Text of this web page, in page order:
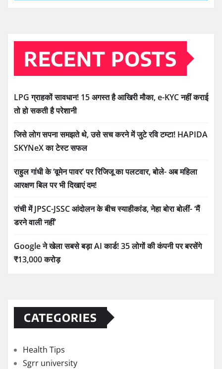
RECENT POSTS
LPG ग्राहकों सावधान! 15 अगस्त है आखिरी मौका, e-KYC नहीं कराई
तो हो सकती है परेशानी
जिसे लोग सपना समझते थे, उसे सच करने में जुटे रवि टम्टा! HAPIDA
SKYNeX का टेस्ट सफल
राहुल गांधी के ‘वूमेन पावर’ पर रिजिजू का पलटवार, बोले- अब महिला
आरक्षण बिल पर भी दिखाएं दम!
रांची में JPSC-JSSC आंदोलन के बीच स्याहीकांड, नेहा बोरा बोलीं- ‘मैं
डरने वाली नहीं’
Google ने खेला सबसे बड़ा AI कार्ड! 35 लोगों की कंपनी पर बरसेंगे
₹13,000 करोड़
CATEGORIES
Health Tips
Sgrr university